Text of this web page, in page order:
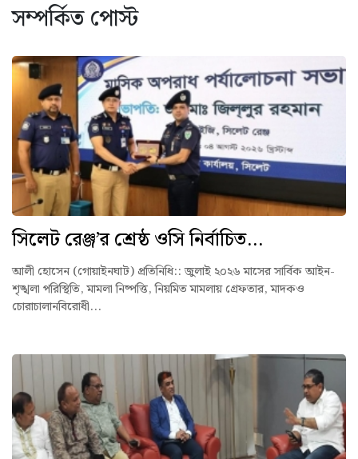
সম্পর্কিত পোস্ট
সিলেট রেঞ্জ’র শ্রেষ্ঠ ওসি নির্বাচিত...
আলী হোসেন (গোয়াইনঘাট) প্রতিনিধি:: ‎জুলাই ২০২৬ মাসের সার্বিক আইন-
শৃঙ্খলা পরিস্থিতি, মামলা নিষ্পত্তি, নিয়মিত মামলায় গ্রেফতার, মাদকও
চোরাচালানবিরোধী...